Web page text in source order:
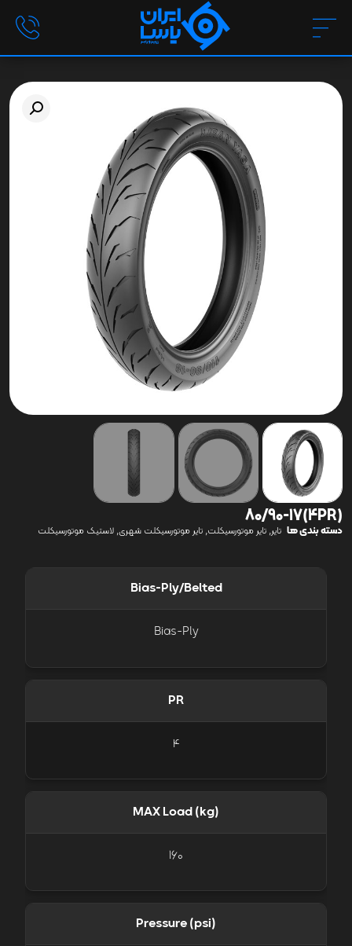
(4PR)80/90-17
دسته بندی ها تایر, تایر موتورسیکلت, تایر موتورسیکلت شهری, لاستیک موتورسیکلت
Bias-Ply/Belted
Bias-Ply
PR
4
MAX Load (kg)
160
Pressure (psi)